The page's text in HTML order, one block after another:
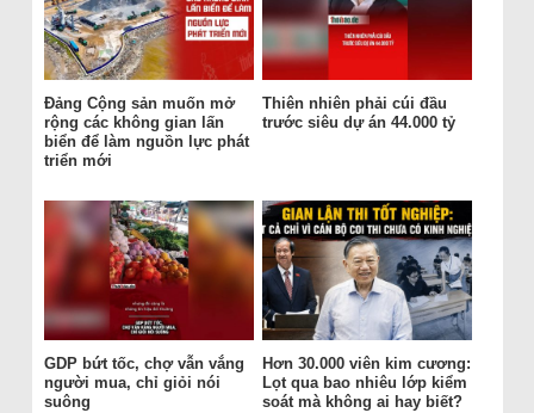
Đảng Cộng sản muốn mở
rộng các không gian lấn
biển để làm nguồn lực phát
triển mới
Thiên nhiên phải cúi đầu
trước siêu dự án 44.000 tỷ
GDP bứt tốc, chợ vẫn vắng
người mua, chỉ giỏi nói
suông
Hơn 30.000 viên kim cương:
Lọt qua bao nhiêu lớp kiểm
soát mà không ai hay biết?